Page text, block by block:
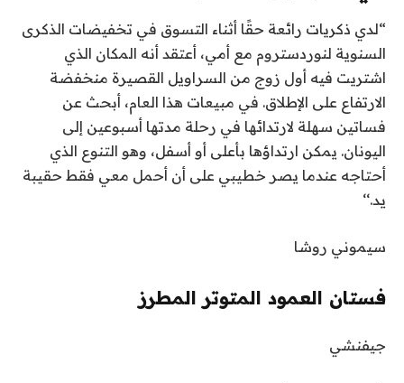
“لدي ذكريات رائعة حقًا أثناء التسوق في تخفيضات الذكرى
السنوية لنوردستروم مع أمي، أعتقد أنه المكان الذي
اشتريت فيه أول زوج من السراويل القصيرة منخفضة
الارتفاع على الإطلاق. في مبيعات هذا العام، أبحث عن
فساتين سهلة لارتدائها في رحلة مدتها أسبوعين إلى
اليونان. يمكن ارتداؤها بأعلى أو أسفل، وهو التنوع الذي
أحتاجه عندما يصر خطيبي على أن أحمل معي فقط حقيبة
يد.‘‘
سيموني روشا
فستان العمود المتوتر المطرز
جيفنشي